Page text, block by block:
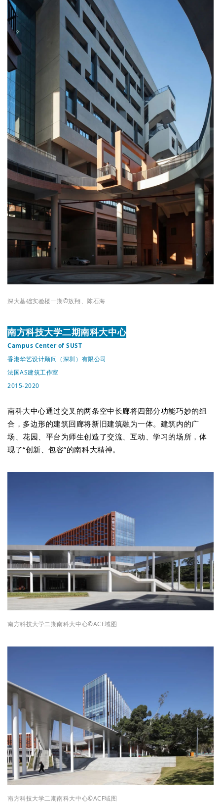
深大基础实验楼一期©敖翔、陈石海
南方科技大学二期南科大中心
Campus Center of SUST
香港华艺设计顾问（深圳）有限公司
法国AS建筑工作室
2015-2020
南科大中心通过交叉的两条空中长廊将四部分功能巧妙的组
合，多边形的建筑回廊将新旧建筑融为一体。建筑内的广
场、花园、平台为师生创造了交流、互动、学习的场所，体
现了“创新、包容”的南科大精神。
南方科技大学二期南科大中心©ACF域图
南方科技大学二期南科大中心©ACF域图